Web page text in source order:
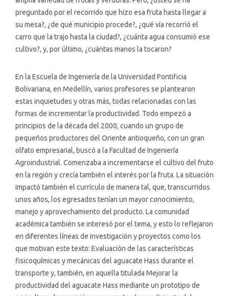
preguntado por el recorrido que hizo esa fruta hasta llegar a
su mesa?, ¿de qué municipio procede?, ¿qué vía recorrió el
carro que la trajo hasta la ciudad?, ¿cuánta agua consumió ese
cultivo?, y, por último, ¿cuántas manos la tocaron?
En la Escuela de Ingeniería de la Universidad Pontificia
Bolivariana, en Medellín, varios profesores se plantearon
estas inquietudes y otras más, todas relacionadas con las
formas de incrementar la productividad. Todo empezó a
principios de la década del 2000, cuando un grupo de
pequeños productores del Oriente antioqueño, con un gran
olfato empresarial, buscó a la Facultad de Ingeniería
Agroindustrial. Comenzaba a incrementarse el cultivo del fruto
en la región y crecía también el interés por la fruta. La situación
impactó también el currículo de manera tal, que, transcurridos
unos años, los egresados tenían un mayor conocimiento,
manejo y aprovechamiento del producto. La comunidad
académica también se interesó por el tema, y esto lo reflejaron
en diferentes líneas de investigación y proyectos como los
que motivan este texto: Evaluación de las características
fisicoquímicas y mecánicas del aguacate Hass durante el
transporte y, también, en aquella titulada Mejorar la
productividad del aguacate Hass mediante un prototipo de